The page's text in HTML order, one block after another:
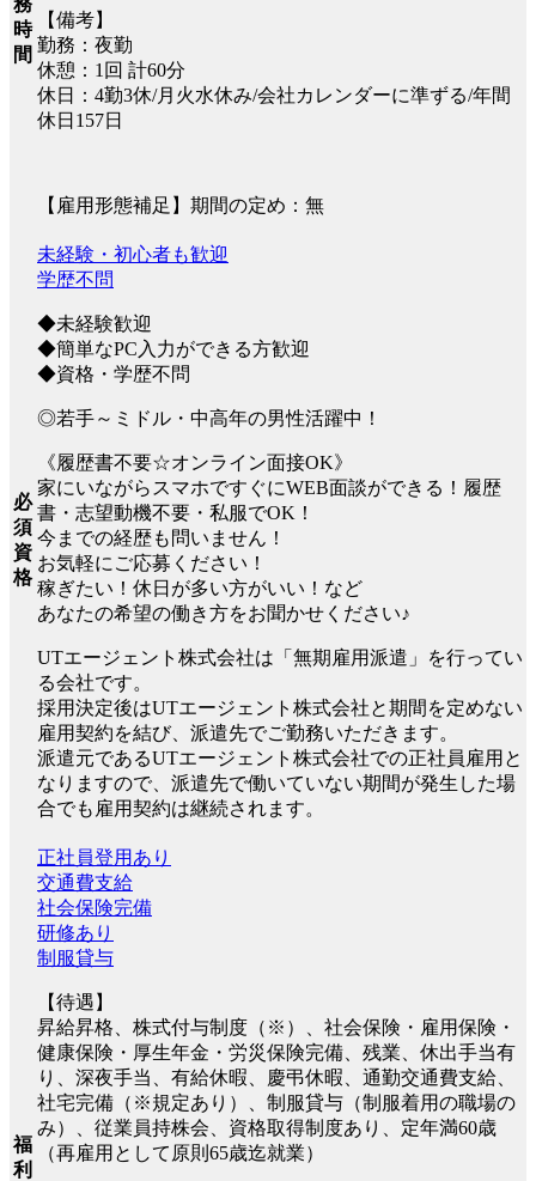
務
時
間
【備考】
勤務：夜勤
休憩：1回 計60分
休日：4勤3休/月火水休み/会社カレンダーに準ずる/年間
休日157日
【雇用形態補足】期間の定め：無
必
須
資
格
未経験・初心者も歓迎
学歴不問
◆未経験歓迎
◆簡単なPC入力ができる方歓迎
◆資格・学歴不問
◎若手～ミドル・中高年の男性活躍中！
《履歴書不要☆オンライン面接OK》
家にいながらスマホですぐにWEB面談ができる！履歴
書・志望動機不要・私服でOK！
今までの経歴も問いません！
お気軽にご応募ください！
稼ぎたい！休日が多い方がいい！など
あなたの希望の働き方をお聞かせください♪
UTエージェント株式会社は「無期雇用派遣」を行ってい
る会社です。
採用決定後はUTエージェント株式会社と期間を定めない
雇用契約を結び、派遣先でご勤務いただきます。
派遣元であるUTエージェント株式会社での正社員雇用と
なりますので、派遣先で働いていない期間が発生した場
合でも雇用契約は継続されます。
福
利
正社員登用あり
交通費支給
社会保険完備
研修あり
制服貸与
【待遇】
昇給昇格、株式付与制度（※）、社会保険・雇用保険・
健康保険・厚生年金・労災保険完備、残業、休出手当有
り、深夜手当、有給休暇、慶弔休暇、通勤交通費支給、
社宅完備（※規定あり）、制服貸与（制服着用の職場の
み）、従業員持株会、資格取得制度あり、定年満60歳
（再雇用として原則65歳迄就業）